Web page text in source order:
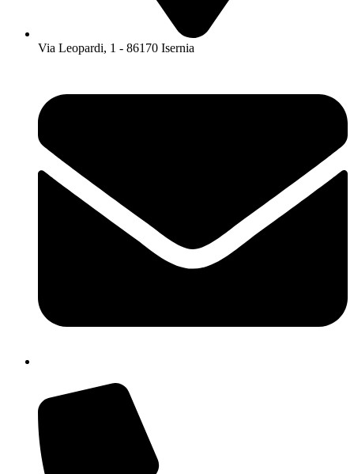
Via Leopardi, 1 - 86170 Isernia